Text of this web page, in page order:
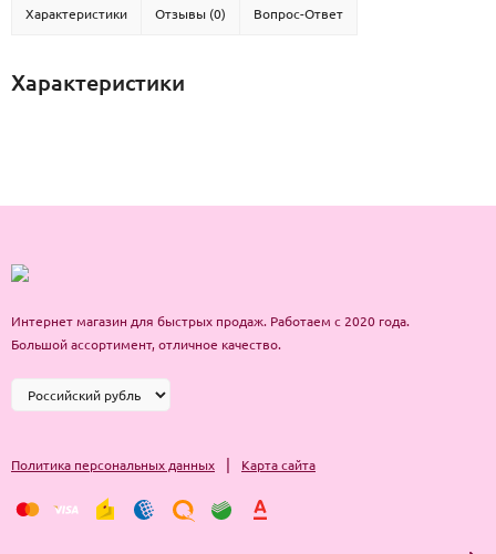
Характеристики Отзывы (0) Вопрос-Ответ
Характеристики
Интернет магазин для быстрых продаж. Работаем с 2020 года.
Большой ассортимент, отличное качество.
Политика персональных данных | Карта сайта